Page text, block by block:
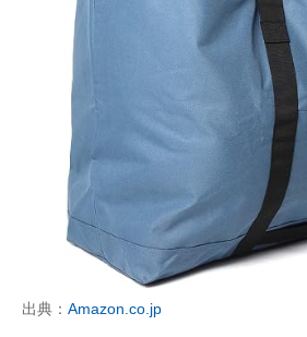
AI活用のいまが分かる
経営リーダーのコミュニティ
マーケ×ITの今がよく分かる
ITエンジニア向け専門サイト
企業向けIT製品の総合サイト
出典： Amazon.co.jp